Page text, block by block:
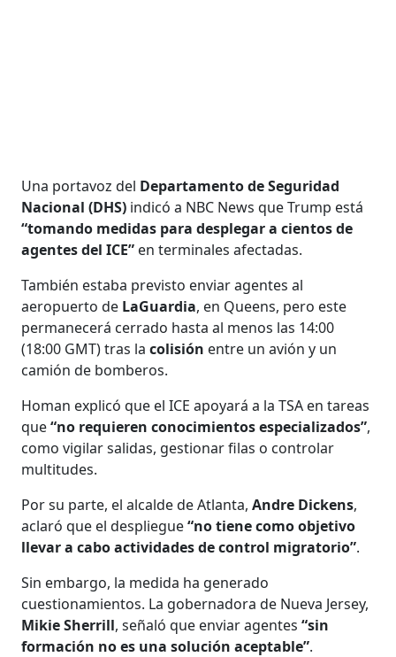
Una portavoz del Departamento de Seguridad
Nacional (DHS) indicó a NBC News que Trump está
“tomando medidas para desplegar a cientos de
agentes del ICE” en terminales afectadas.
También estaba previsto enviar agentes al
aeropuerto de LaGuardia, en Queens, pero este
permanecerá cerrado hasta al menos las 14:00
(18:00 GMT) tras lacolisión entre un avión y un
camión de bomberos.
Homan explicó que el ICE apoyará a la TSA en tareas
que“no requieren conocimientos especializados”,
como vigilar salidas, gestionar filas o controlar
multitudes.
Por su parte, el alcalde de Atlanta,Andre Dickens,
aclaró que el despliegue“no tiene como objetivo
llevar a cabo actividades de control migratorio”.
Sin embargo, la medida ha generado
cuestionamientos. La gobernadora de Nueva Jersey,
Mikie Sherrill, señaló que enviar agentes“sin
formación no es una solución aceptable”.